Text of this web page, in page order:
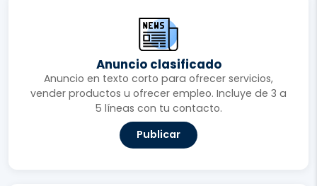
Anuncio clasificado
Anuncio en texto corto para ofrecer servicios,
vender productos u ofrecer empleo. Incluye de 3 a
5 líneas con tu contacto.
Publicar